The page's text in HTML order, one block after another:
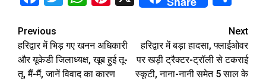
Continue
Reading
Previous
हरिद्वार में भिड़ गए खनन अधिकारी
और यूकेडी जिलाध्यक्ष, खूब हुई तू-
तू, मैं-मैं, जानें विवाद का कारण
Next
हरिद्वार में बड़ा हादसा, फ्लाईओवर
पर खड़ी ट्रैक्टर-ट्रॉली से टकराई
स्कूटी, नाना-नानी समेत 5 साल के